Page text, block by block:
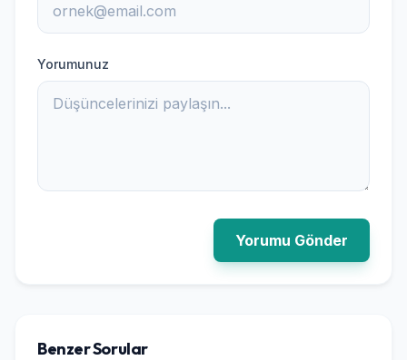
Yorumunuz
Yorumu Gönder
Benzer Sorular